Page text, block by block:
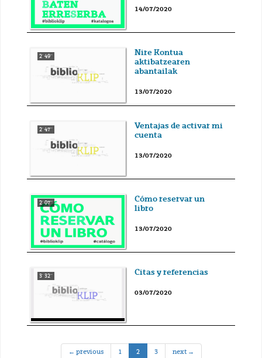
14/07/2020
2' 49''
Nire Kontua
aktibatzearen
abantailak
13/07/2020
2' 47''
Ventajas de activar mi
cuenta
13/07/2020
2' 07''
Cómo reservar un
libro
13/07/2020
3' 32'' Citas y referencias
03/07/2020
← previous 1 2(current)
3 next →